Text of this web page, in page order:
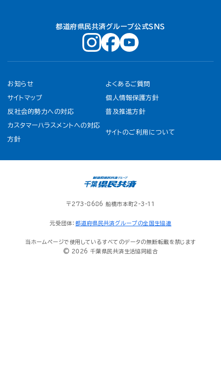
都道府県民共済グループ公式ＳＮＳ
お知らせ よくあるご質問
サイトマップ 個人情報保護方針
反社会的勢力への対応 普及推進方針
カスタマーハラスメントへの対応
方針
サイトのご利用について
〒273-8686 船橋市本町2-3-11
元受団体： 都道府県民共済グループの全国生協連
当ホームページで使用しているすべてのデータの無断転載を禁じます
© 2026 千葉県民共済生活協同組合